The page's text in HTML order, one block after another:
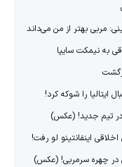
مربی بهتر از من می‌داند
به نیمکت سایپا
ایتالیا را شوکه کرد!
در تیم جدید! (عکس)
اینفانتینو لو رفت!
در چهره سرمربی! (عکس)